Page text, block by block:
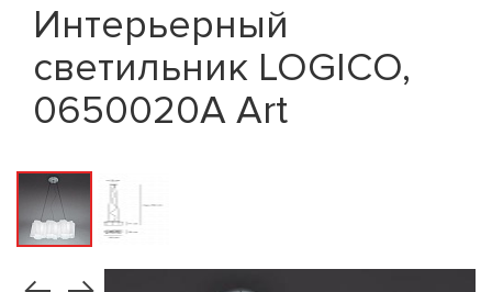
Интерьерный
светильник LOGICO,
0650020A Art